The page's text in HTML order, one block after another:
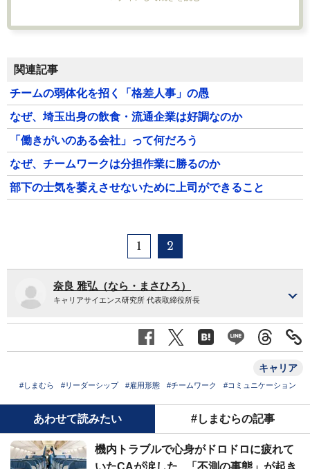
関連記事
チームの弱体化を招く「格差人事」の愚
なぜ、埼玉出身の飲食・流通企業は好調なのか
「働きがいのある会社」って何だろう
なぜ、チームワークは分担作業に勝るのか
部下の士気を萎えさせないために上司ができること
1 2
奈良 雅弘（なら・まさひろ）
キャリアサイエンス研究所 代表取締役所長
キャリア
#しまむら #リーダーシップ #雇用形態 #チームワーク #コミュニケーション
あわせて読みたい #しまむらの記事
機内トラブルで心身がドロドロに疲れて
いたCAが涙した...「不測の事態」が起き